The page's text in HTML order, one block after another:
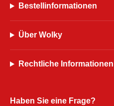
Bestellinformationen
Über Wolky
Rechtliche Informationen
Haben Sie eine Frage?